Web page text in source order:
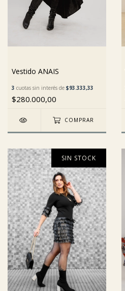
Vestido ANAIS
3 cuotas sin interés de $93.333,33
$280.000,00
COMPRAR
SIN STOCK